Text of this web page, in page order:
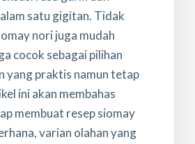
satu gigitan. Tidak
nori juga mudah
cocok sebagai pilihan
yang praktis namun tetap
ini akan membahas
membuat resep siomay
varian olahan yang